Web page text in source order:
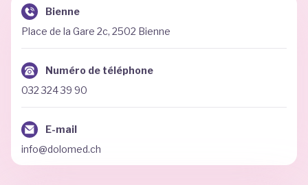
Bienne
Place de la Gare 2c, 2502 Bienne
Numéro de téléphone
032 324 39 90
E-mail
info@dolomed.ch